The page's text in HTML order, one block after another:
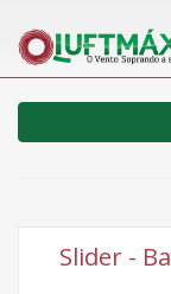
Slider -